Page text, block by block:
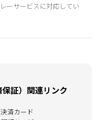
ーサービスに対応してい
証）関連リンク
済カード